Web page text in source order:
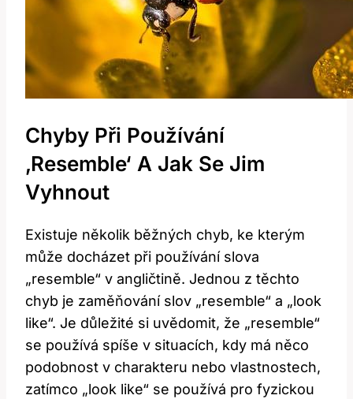
Chyby Při Používání
‚resemble‘ A Jak Se Jim
Vyhnout
Existuje několik běžných chyb, ke kterým
může docházet při používání slova
„resemble“ v angličtině. Jednou z těchto
chyb je zaměňování slov „resemble“ a „look
like“. Je důležité si uvědomit, že „resemble“
se používá spíše v situacích, kdy má něco
podobnost v charakteru nebo vlastnostech,
zatímco „look like“ se používá pro fyzickou